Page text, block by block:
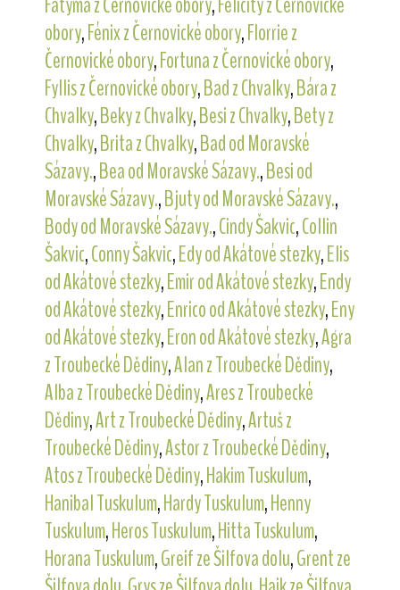
obory,Fénix z Černovické obory,Florrie z
Černovické obory,Fortuna z Černovické obory,
Fyllis z Černovické obory,Bad z Chvalky,Bára z
Chvalky,Beky z Chvalky,Besi z Chvalky,Bety z
Chvalky,Brita z Chvalky,Bad od Moravské
Sázavy.,Bea od Moravské Sázavy.,Besi od
Moravské Sázavy.,Bjuty od Moravské Sázavy.,
Body od Moravské Sázavy.,Cindy Šakvic,Collin
Šakvic,Conny Šakvic,Edy od Akátové stezky,Elis
od Akátové stezky,Emir od Akátové stezky,Endy
od Akátové stezky,Enrico od Akátové stezky,Eny
od Akátové stezky,Eron od Akátové stezky,Agra
z Troubecké Dědiny,Alan z Troubecké Dědiny,
Alba z Troubecké Dědiny,Ares z Troubecké
Dědiny,Art z Troubecké Dědiny,Artuš z
Troubecké Dědiny,Astor z Troubecké Dědiny,
Atos z Troubecké Dědiny,Hakim Tuskulum,
Hanibal Tuskulum,Hardy Tuskulum,Henny
Tuskulum,Heros Tuskulum,Hitta Tuskulum,
Horana Tuskulum,Greif ze Šilfova dolu,Grent ze